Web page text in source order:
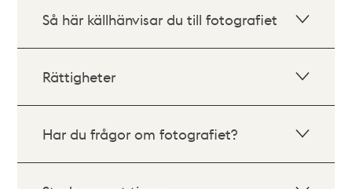
Så här källhänvisar du till fotografiet
Rättigheter
Har du frågor om fotografiet?